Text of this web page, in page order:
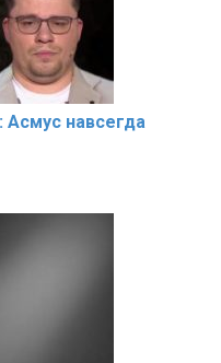
Асмус навсегда